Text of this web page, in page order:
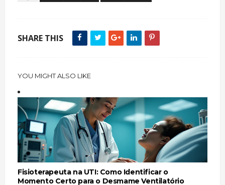
SHARE THIS
YOU MIGHT ALSO LIKE
Fisioterapeuta na UTI: Como Identificar o
Momento Certo para o Desmame Ventilatório